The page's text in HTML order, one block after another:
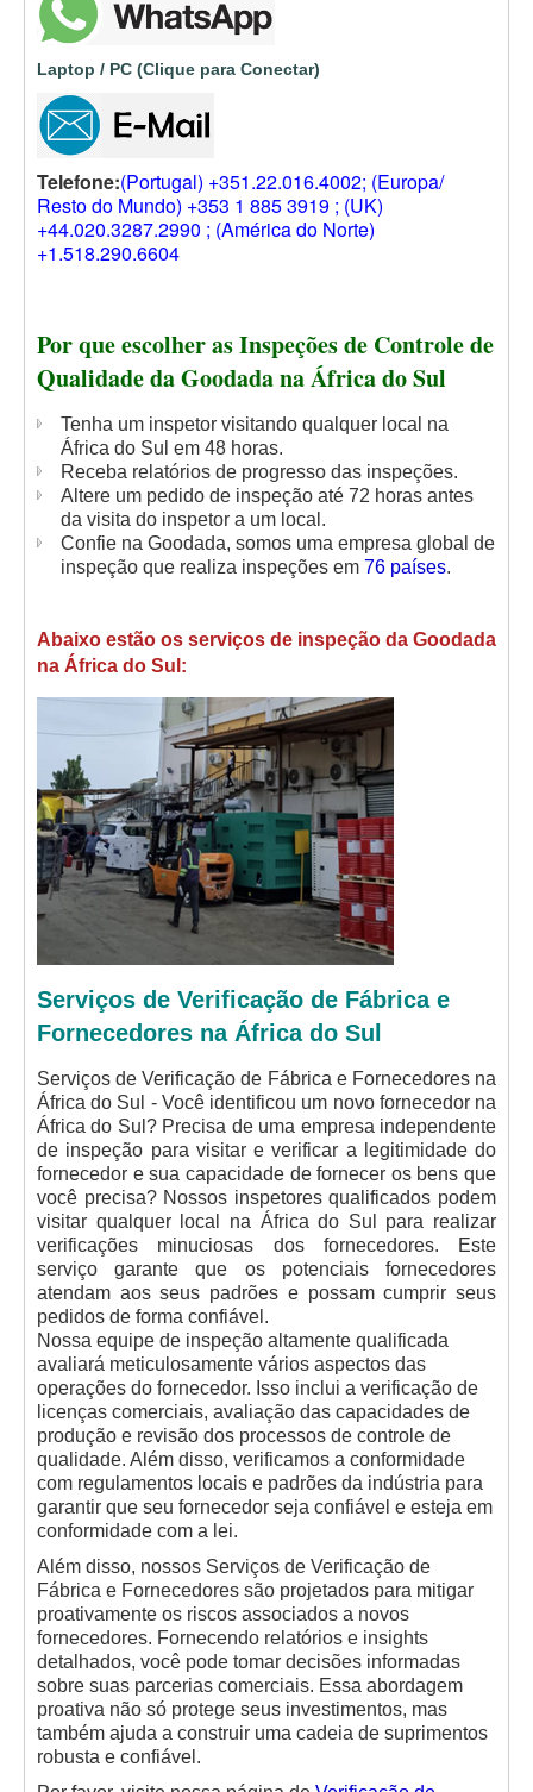
Laptop / PC (Clique para Conectar)
Telefone:(Portugal) +351.22.016.4002; (Europa/
Resto do Mundo) +353 1 885 3919 ; (UK)
+44.020.3287.2990 ; (América do Norte)
+1.518.290.6604
Por que escolher as Inspeções de Controle de
Qualidade da Goodada na África do Sul
Tenha um inspetor visitando qualquer local na
África do Sul em 48 horas.
Receba relatórios de progresso das inspeções.
Altere um pedido de inspeção até 72 horas antes
da visita do inspetor a um local.
Confie na Goodada, somos uma empresa global de
inspeção que realiza inspeções em 76 países.
Abaixo estão os serviços de inspeção da Goodada
na África do Sul:
Serviços de Verificação de Fábrica e
Fornecedores na África do Sul
Serviços de Verificação de Fábrica e Fornecedores na
África do Sul - Você identificou um novo fornecedor na
África do Sul? Precisa de uma empresa independente
de inspeção para visitar e verificar a legitimidade do
fornecedor e sua capacidade de fornecer os bens que
você precisa? Nossos inspetores qualificados podem
visitar qualquer local na África do Sul para realizar
verificações minuciosas dos fornecedores. Este
serviço garante que os potenciais fornecedores
atendam aos seus padrões e possam cumprir seus
pedidos de forma confiável.
Nossa equipe de inspeção altamente qualificada
avaliará meticulosamente vários aspectos das
operações do fornecedor. Isso inclui a verificação de
licenças comerciais, avaliação das capacidades de
produção e revisão dos processos de controle de
qualidade. Além disso, verificamos a conformidade
com regulamentos locais e padrões da indústria para
garantir que seu fornecedor seja confiável e esteja em
conformidade com a lei.
Além disso, nossos Serviços de Verificação de
Fábrica e Fornecedores são projetados para mitigar
proativamente os riscos associados a novos
fornecedores. Fornecendo relatórios e insights
detalhados, você pode tomar decisões informadas
sobre suas parcerias comerciais. Essa abordagem
proativa não só protege seus investimentos, mas
também ajuda a construir uma cadeia de suprimentos
robusta e confiável.